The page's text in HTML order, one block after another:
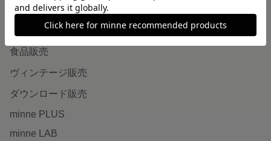
作品販売について
minneで売りたい
食品販売
ヴィンテージ販売
ダウンロード販売
minne PLUS
minne LAB